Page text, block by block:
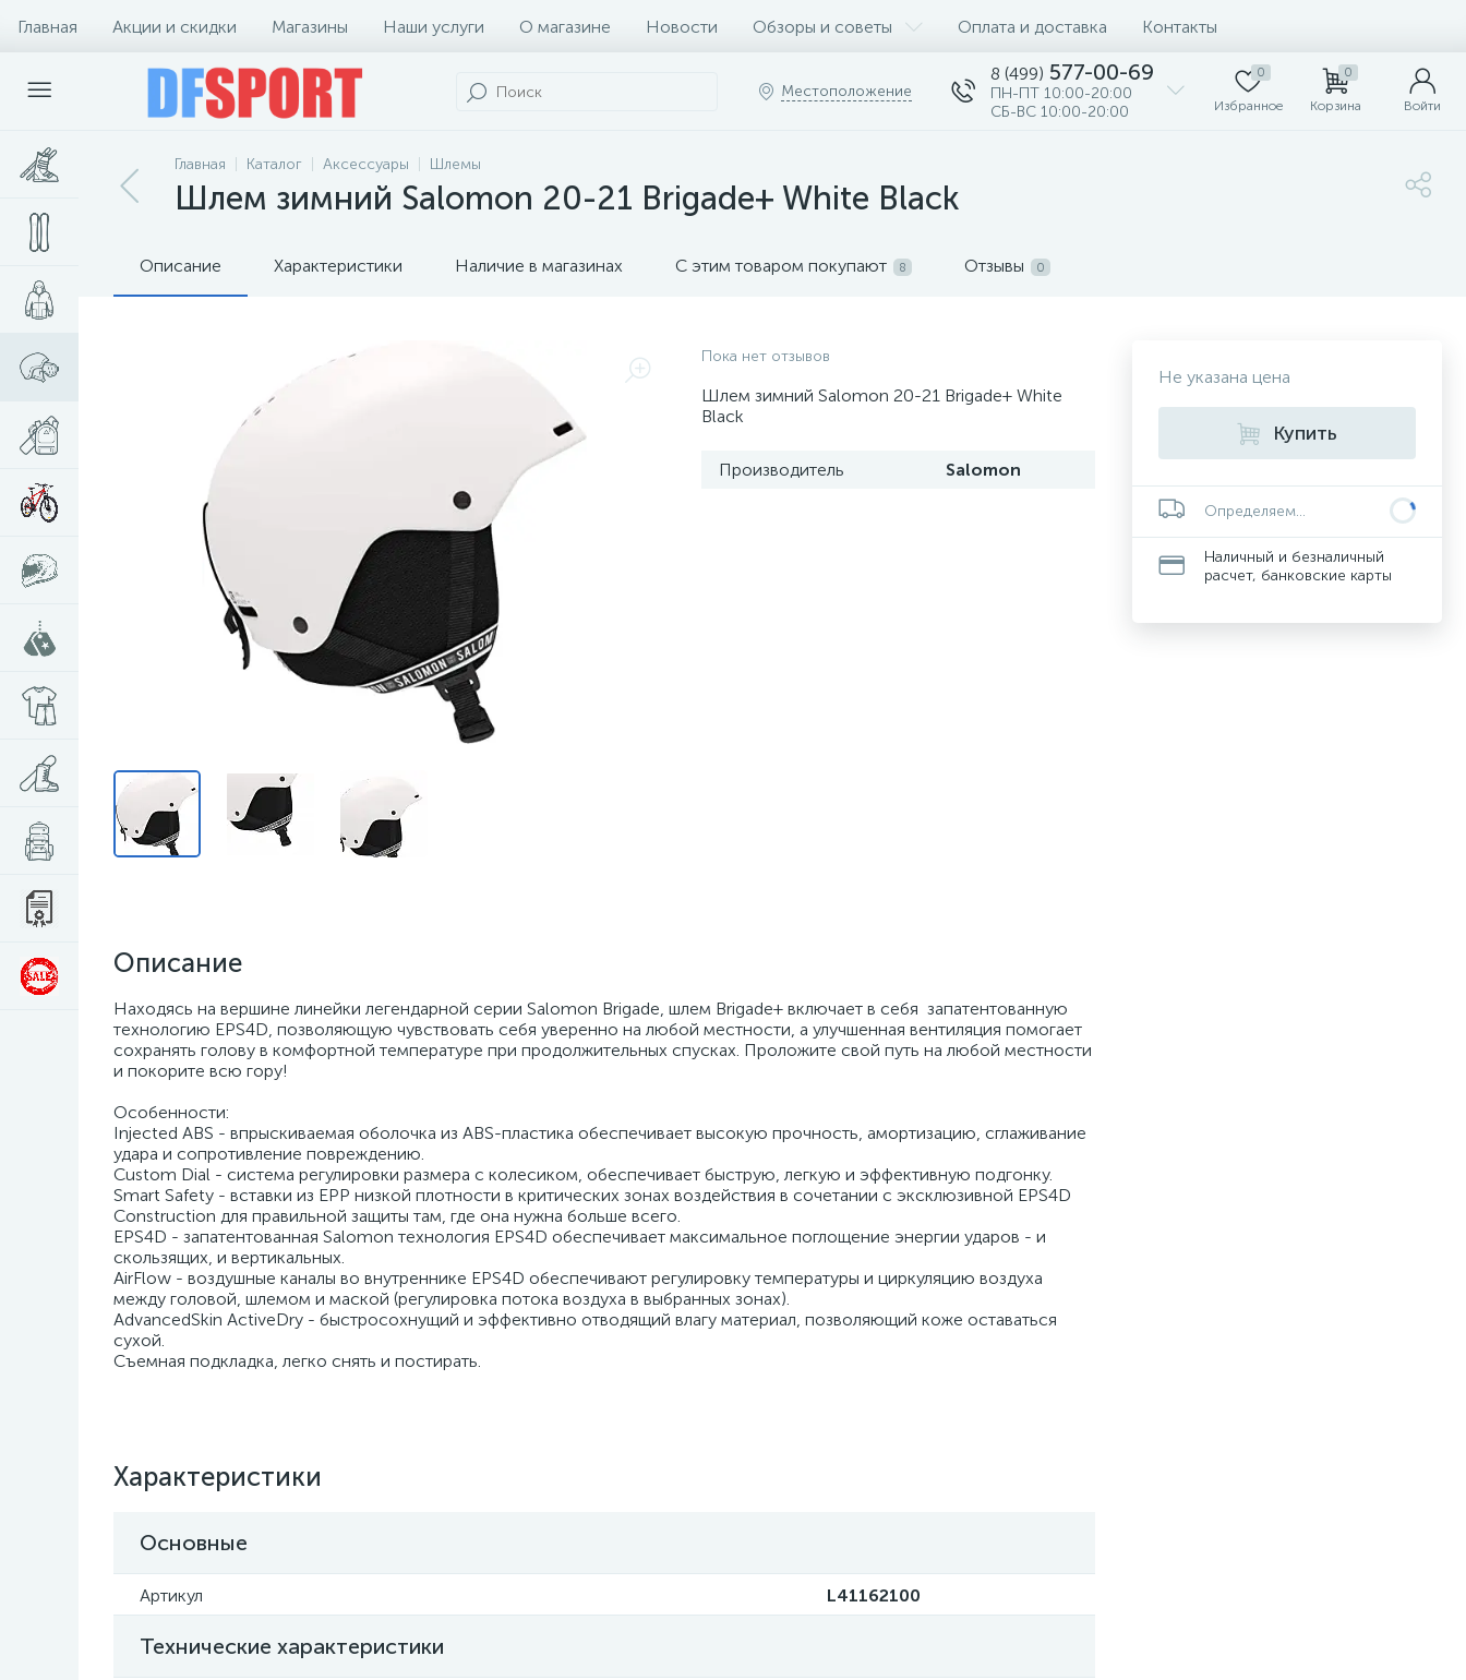
Главная Акции и скидки Магазины Наши услуги О магазине Новости Обзоры и советы Оплата и доставка Контакты
Местоположение
8 (499) 577-00-69
ПН-ПТ 10:00-20:00
СБ-ВС 10:00-20:00
0
Избранное
0
Корзина Войти
Главная Каталог Аксессуары Шлемы
Шлем зимний Salomon 20-21 Brigade+ White Black
Описание Характеристики Наличие в магазинах С этим товаром покупают 8 Отзывы 0
Пока нет отзывов
Шлем зимний Salomon 20-21 Brigade+ White
Black
Производитель Salomon
Описание
Находясь на вершине линейки легендарной серии Salomon Brigade, шлем Brigade+ включает в себя запатентованную
технологию EPS4D, позволяющую чувствовать себя уверенно на любой местности, а улучшенная вентиляция помогает
сохранять голову в комфортной температуре при продолжительных спусках. Проложите свой путь на любой местности
и покорите всю гору!
Особенности:
Injected ABS - впрыскиваемая оболочка из ABS-пластика обеспечивает высокую прочность, амортизацию, сглаживание
удара и сопротивление повреждению.
Custom Dial - система регулировки размера с колесиком, обеспечивает быструю, легкую и эффективную подгонку.
Smart Safety - вставки из EPP низкой плотности в критических зонах воздействия в сочетании с эксклюзивной EPS4D
Construction для правильной защиты там, где она нужна больше всего.
EPS4D - запатентованная Salomon технология EPS4D обеспечивает максимальное поглощение энергии ударов - и
скользящих, и вертикальных.
AirFlow - воздушные каналы во внутреннике EPS4D обеспечивают регулировку температуры и циркуляцию воздуха
между головой, шлемом и маской (регулировка потока воздуха в выбранных зонах).
AdvancedSkin ActiveDry - быстросохнущий и эффективно отводящий влагу материал, позволяющий коже оставаться
сухой.
Съемная подкладка, легко снять и постирать.
Характеристики
Основные
Артикул L41162100
Технические характеристики
Не указана цена
Купить
Определяем...
Наличный и безналичный
расчет, банковские карты